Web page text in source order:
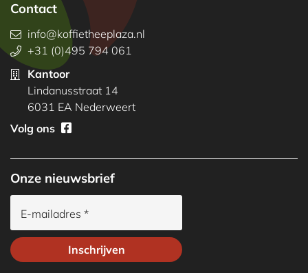
Contact
info@koffietheeplaza.nl
+31 (0)495 794 061
Kantoor
Lindanusstraat 14
6031 EA Nederweert
Volg ons
Onze nieuwsbrief
E-mailadres *
Inschrijven